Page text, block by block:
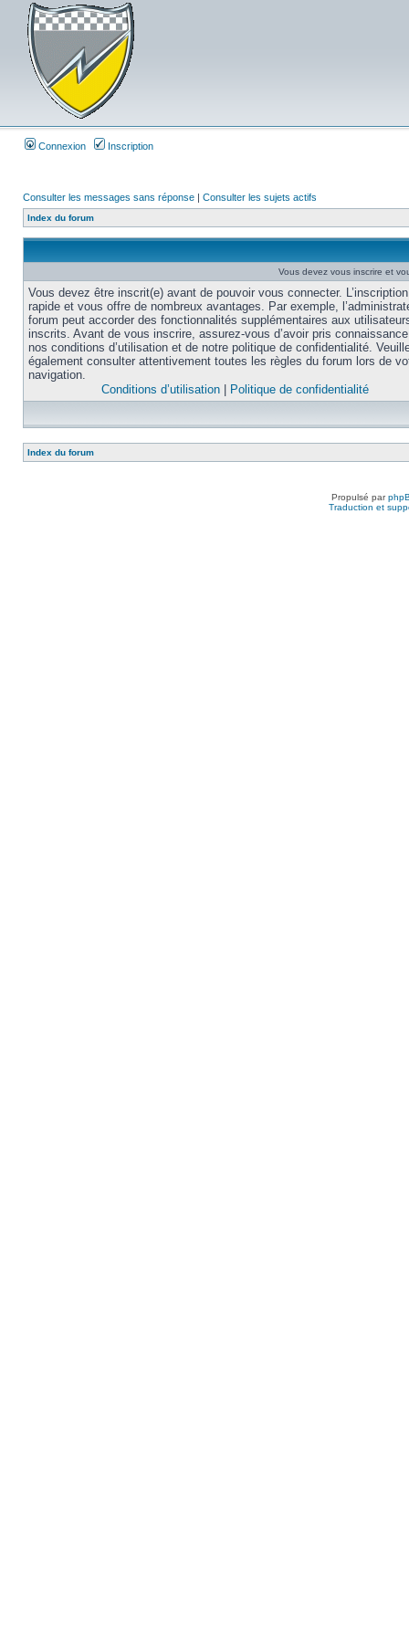
Connexion Inscription
Consulter les messages sans réponse | Consulter les sujets actifs
Index du forum
Vous devez vous inscrire et
Vous devez être inscrit(e) avant de pouvoir vous connecter.
rapide et vous offre de nombreux avantages. Par exemple,
forum peut accorder des fonctionnalités supplémentaires aux
inscrits. Avant de vous inscrire, assurez-vous d’avoir pris
nos conditions d’utilisation et de notre politique de confidentialité.
également consulter attentivement toutes les règles du forum lors de
navigation.
Conditions d’utilisation
Politique de confidentialité
Index du forum
Propulsé par
Traduction et